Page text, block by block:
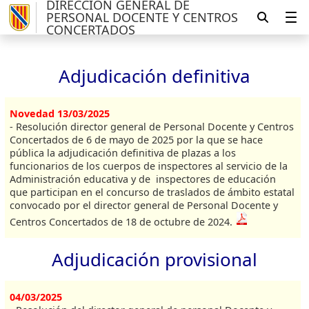
DIRECCIÓN GENERAL DE
PERSONAL DOCENTE Y CENTROS
CONCERTADOS
Adjudicación definitiva
Novedad 13/03/2025
- Resolución director general de Personal Docente y Centros
Concertados de 6 de mayo de 2025 por la que se hace
pública la adjudicación definitiva de plazas a los
funcionarios de los cuerpos de inspectores al servicio de la
Administración educativa y de inspectores de educación
que participan en el concurso de traslados de ámbito estatal
convocado por el director general de Personal Docente y
Centros Concertados de 18 de octubre de 2024.
Adjudicación provisional
04/03/2025